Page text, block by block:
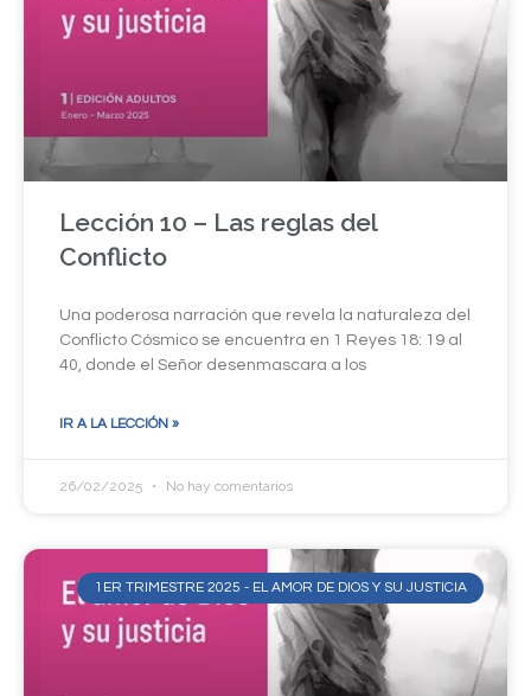
Lección 10 – Las reglas del
Conflicto
Una poderosa narración que revela la naturaleza del
Conflicto Cósmico se encuentra en 1 Reyes 18: 19 al
40, donde el Señor desenmascara a los
IR A LA LECCIÓN »
26/02/2025 No hay comentarios
1ER TRIMESTRE 2025 - EL AMOR DE DIOS Y SU JUSTICIA